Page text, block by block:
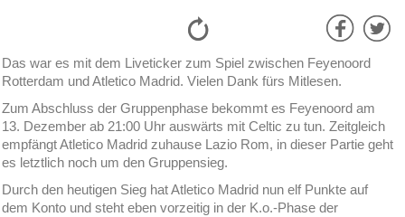
Das war es mit dem Liveticker zum Spiel zwischen Feyenoord
Rotterdam und Atletico Madrid. Vielen Dank fürs Mitlesen.
Zum Abschluss der Gruppenphase bekommt es Feyenoord am
13. Dezember ab 21:00 Uhr auswärts mit Celtic zu tun. Zeitgleich
empfängt Atletico Madrid zuhause Lazio Rom, in dieser Partie geht
es letztlich noch um den Gruppensieg.
Durch den heutigen Sieg hat Atletico Madrid nun elf Punkte auf
dem Konto und steht eben vorzeitig in der K.o.-Phase der